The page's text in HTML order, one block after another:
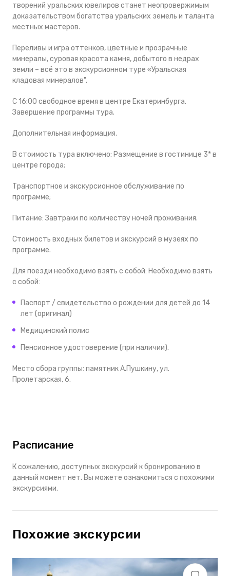
творений уральских ювелиров станет неопровержимым
доказательством богатства уральских земель и таланта
местных мастеров.
Переливы и игра оттенков, цветные и прозрачные
минералы, суровая красота камня, добытого в недрах
земли – всё это в экскурсионном туре «Уральская
кладовая минералов".
С 16:00 свободное время в центре Екатеринбурга.
Завершение программы тура.
Дополнительная информация.
В стоимость тура включено: Размещение в гостинице 3* в
центре города;
Транспортное и экскурсионное обслуживание по
программе;
Питание: Завтраки по количеству ночей проживания.
Стоимость входных билетов и экскурсий в музеях по
программе.
Для поезди необходимо взять с собой: Необходимо взять
с собой:
Паспорт / свидетельство о рождении для детей до 14
лет (оригинал)
Медицинский полис
Пенсионное удостоверение (при наличии).
Место сбора группы: памятник А.Пушкину, ул.
Пролетарская, 6.
Расписание
К сожалению, доступных экскурсий к бронированию в
данный момент нет. Вы можете ознакомиться с похожими
экскурсиями.
Похожие экскурсии